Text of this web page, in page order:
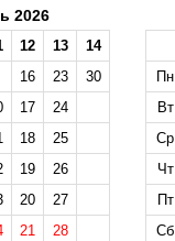
2026
12 13
14
16 23
30
17
24
18
25
19
26
20
27
21
28
Пн
Вт
Ср
Чт
Пт
Сб